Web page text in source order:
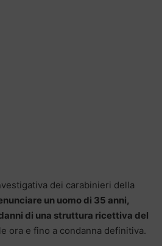
dei carabinieri della
un uomo di 35 anni,
di una struttura ricettiva del
ora e fino a condanna definitiva.